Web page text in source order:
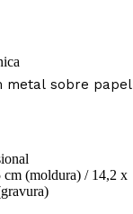
metal sobre papel
cm (moldura) / 14,2 x